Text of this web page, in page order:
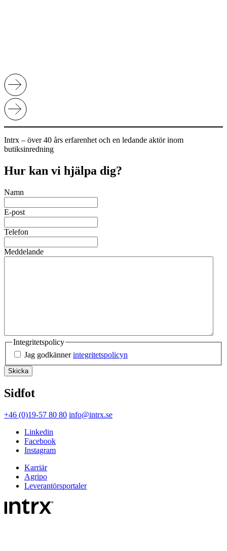
Intrx – över 40 års erfarenhet och en ledande aktör inom
butiksinredning
Hur kan vi hjälpa dig?
Namn
E-post
Telefon
Meddelande
Integritetspolicy
Jag godkännerintegritetspolicyn
Sidfot
+46 (0)19-57 80 80 info@intrx.se
Linkedin
Facebook
Instagram
Karriär
Agripo
Leverantörsportaler